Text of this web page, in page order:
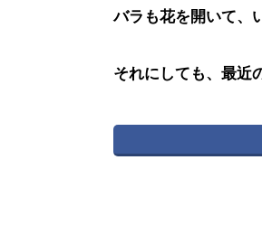
バラも花を開いて、
それにしても、最近